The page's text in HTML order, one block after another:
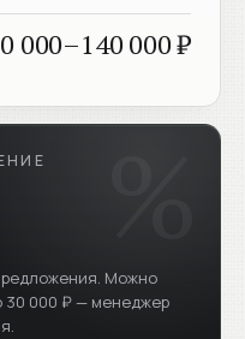
000–140 000 ₽
Можно
30 000 ₽ — менеджер